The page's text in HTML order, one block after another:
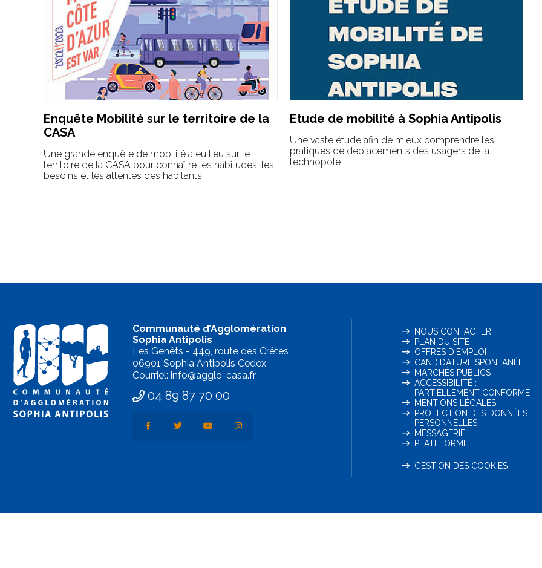
Enquête Mobilité sur le territoire de la
CASA
Une grande enquête de mobilité a eu lieu sur le
territoire de la CASA pour connaître les habitudes, les
besoins et les attentes des habitants
Etude de mobilité à Sophia Antipolis
Une vaste étude afin de mieux comprendre les
pratiques de déplacements des usagers de la
technopole
Communauté d’Agglomération
Sophia Antipolis
Les Genêts - 449, route des Crêtes
06901 Sophia Antipolis Cedex
Courriel: info@agglo-casa.fr
04 89 87 70 00
NOUS CONTACTER
PLAN DU SITE
OFFRES D'EMPLOI
CANDIDATURE SPONTANÉE
MARCHÉS PUBLICS
ACCESSIBILITÉ :
PARTIELLEMENT CONFORME
MENTIONS LÉGALES
PROTECTION DES DONNÉES
PERSONNELLES
MESSAGERIE
PLATEFORME
GESTION DES COOKIES